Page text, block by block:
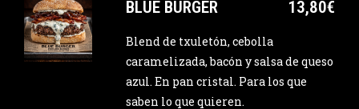
BLUE BURGER 13,80€
Blend de txuletón, cebolla
caramelizada, bacón y salsa de queso
azul. En pan cristal. Para los que
saben lo que quieren.